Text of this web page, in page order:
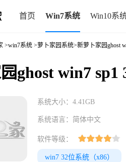
首页 Win7系统 Win10系
>win7系统 >萝卜家园系统>新萝卜家园ghost
ghost win7 sp1
系统大小：4.41GB
系统语言：简体中文
软件等级：
win7 32位系统（x86）